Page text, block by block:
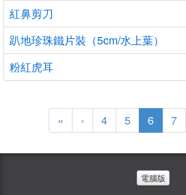
紅鼻剪刀
趴地珍珠鐵片裝（5cm/水上葉）
粉紅虎耳
« ‹ 4 5 6(current)
7
電腦版